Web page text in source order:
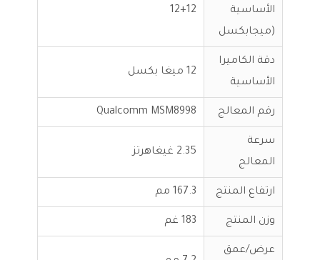
الأساسية
(ميجابكسل
12+12
دقة الكاميرا
الأساسية
12 ميغا بكسل
رقم المعالج Qualcomm MSM8998
سرعة
المعالج
2.35 غيغاهرتز
ارتفاع المنتج 167.3 مم
وزن المنتج 183 غم
عرض/عمق